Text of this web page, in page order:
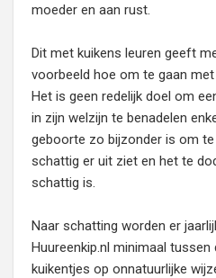
moeder en aan rust.
Dit met kuikens leuren geeft
voorbeeld hoe om te gaan
Het is geen redelijk doel om
in zijn welzijn te benadelen
geboorte zo bijzonder is om
schattig er uit ziet en het te
schattig is.
Naar schatting worden er
Huureenkip.nl minimaal tussen
kuikentjes op onnatuurlijke